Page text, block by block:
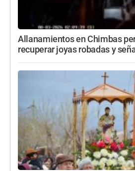
Allanamientos en Chimbas
recuperar joyas robadas y